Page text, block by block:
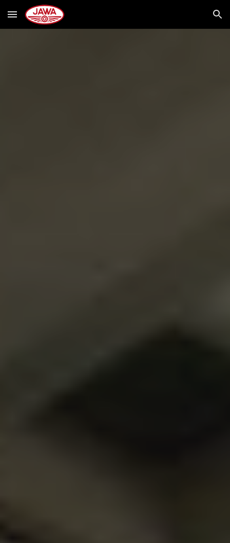
Skip to main content Skip to navigation